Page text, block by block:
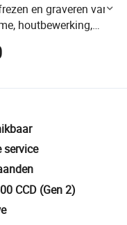
en graveren van
houtbewerking,
met CCD
service
CCD (Gen 2)